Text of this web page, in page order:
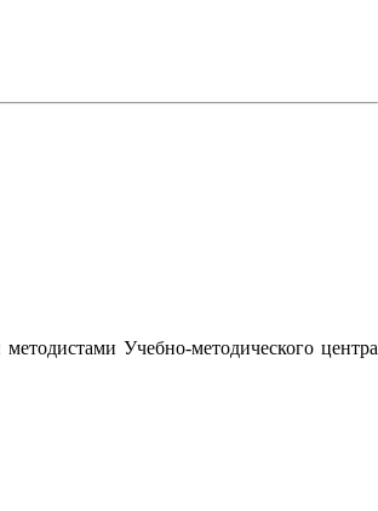
Учебно-методического центра